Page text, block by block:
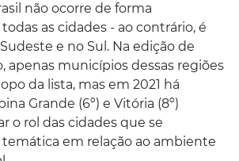
não ocorre de forma
as cidades - ao contrário, é
e no Sul. Na edição de
apenas municípios dessas regiões
da lista, mas em 2021 há
Grande (6º) e Vitória (8º)
o rol das cidades que se
em relação ao ambiente